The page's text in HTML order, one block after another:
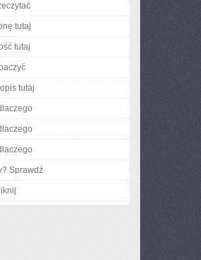
tutaj
tutaj
tutaj
Sprawdź